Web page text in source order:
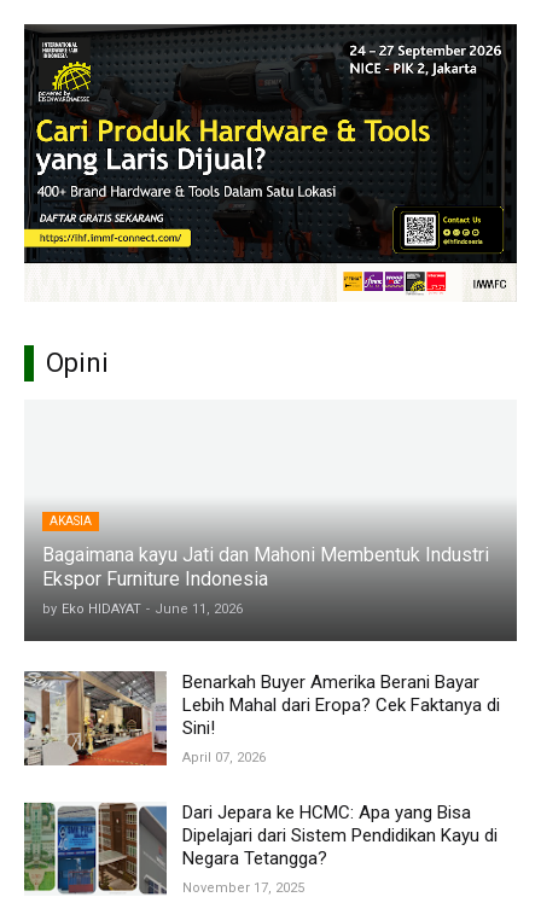
Opini
AKASIA
Bagaimana kayu Jati dan Mahoni Membentuk Industri
Ekspor Furniture Indonesia
by Eko HIDAYAT - June 11, 2026
Benarkah Buyer Amerika Berani Bayar
Lebih Mahal dari Eropa? Cek Faktanya di
Sini!
April 07, 2026
Dari Jepara ke HCMC: Apa yang Bisa
Dipelajari dari Sistem Pendidikan Kayu di
Negara Tetangga?
November 17, 2025